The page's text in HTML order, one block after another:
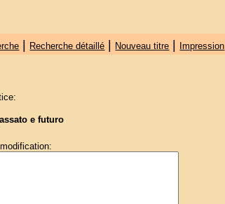
| Recherche détaillé | Nouveau titre | Impression
e futuro